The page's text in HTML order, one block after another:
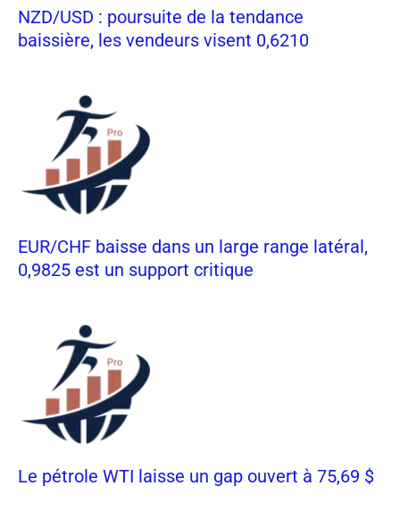
NZD/USD : poursuite de la tendance
baissière, les vendeurs visent 0,6210
EUR/CHF baisse dans un large range latéral,
0,9825 est un support critique
Le pétrole WTI laisse un gap ouvert à 75,69 $